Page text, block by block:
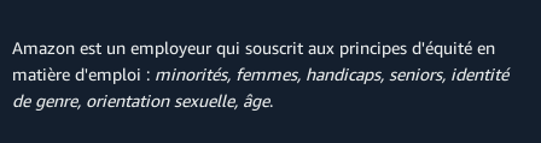
Amazon est un employeur qui souscrit aux principes d'équité en
matière d'emploi : minorités, femmes, handicaps, seniors, identité
de genre, orientation sexuelle, âge.